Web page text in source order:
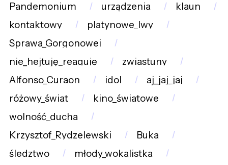
Pandemonium
urządzenia
klaun
kontaktowy
platynowe_lwy
Sprawa_Gorgonowej
nie_hejtuję_reaguję
zwiastuny
Alfonso_Curaon
idol
aj_jaj_jaj
różowy_świat
kino_światowe
wolność_ducha
Krzysztof_Rydzelewski
Buka
śledztwo
młody_wokalistka